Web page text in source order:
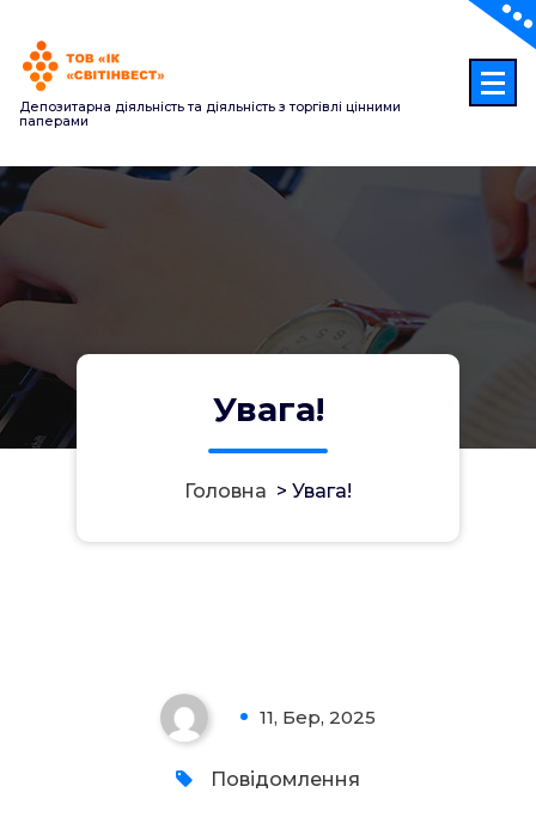
контенту
Депозитарна діяльність та діяльність з торгівлі цінними
паперами
Увага!
Головна > Увага!
11, Бер, 2025
Повідомлення